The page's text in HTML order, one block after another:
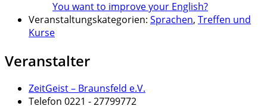
You want to improve your English?
Veranstaltungskategorien: Sprachen, Treffen und
Kurse
Veranstalter
ZeitGeist – Braunsfeld e.V.
Telefon 0221 - 27799772